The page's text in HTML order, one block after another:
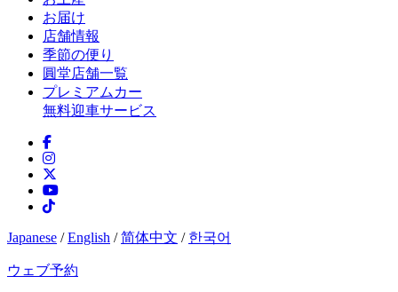
お届け
店舗情報
季節の便り
圓堂店舗一覧
プレミアムカー
無料迎車サービス
Japanese /English /简体中文 / 한국어
ウェブ予約